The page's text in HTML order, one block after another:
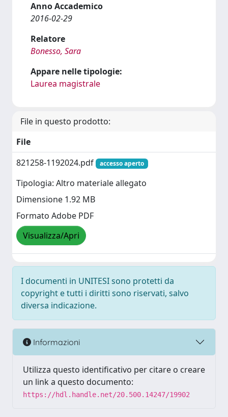
Anno Accademico
2016-02-29
Relatore
Bonesso, Sara
Appare nelle tipologie:
Laurea magistrale
File in questo prodotto:
File
821258-1192024.pdf
accesso aperto
Tipologia: Altro materiale allegato
Dimensione 1.92 MB
Formato Adobe PDF
Visualizza/Apri
I documenti in UNITESI sono protetti da
copyright e tutti i diritti sono riservati, salvo
diversa indicazione.
Informazioni
Utilizza questo identificativo per citare o creare
un link a questo documento:
https://hdl.handle.net/20.500.14247/19902